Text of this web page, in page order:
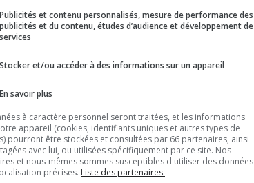
Publicités et contenu personnalisés, mesure de performance des
publicités et du contenu, études d’audience et développement de
services
Stocker et/ou accéder à des informations sur un appareil
En savoir plus
à caractère personnel seront traitées, et les informations
appareil (cookies, identifiants uniques et autres types de
pourront être stockées et consultées par 66 partenaires, ainsi
avec lui, ou utilisées spécifiquement par ce site. Nos
et nous-mêmes sommes susceptibles d'utiliser des données
précises. Liste des partenaires.